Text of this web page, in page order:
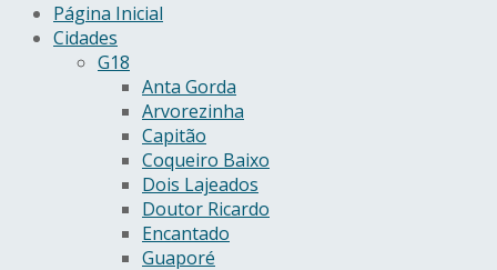
Página Inicial
Cidades
G18
Anta Gorda
Arvorezinha
Capitão
Coqueiro Baixo
Dois Lajeados
Doutor Ricardo
Encantado
Guaporé